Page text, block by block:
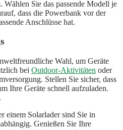
Sie das passende Modell je
dass die Powerbank vor der
Anschlüsse hat.
Wahl, um Geräte
bei Outdoor-Aktivitäten oder
Stellen Sie sicher, dass
Ihre Geräte schnell aufzuladen.
einem Solarlader sind Sie in
Genießen Sie Ihre